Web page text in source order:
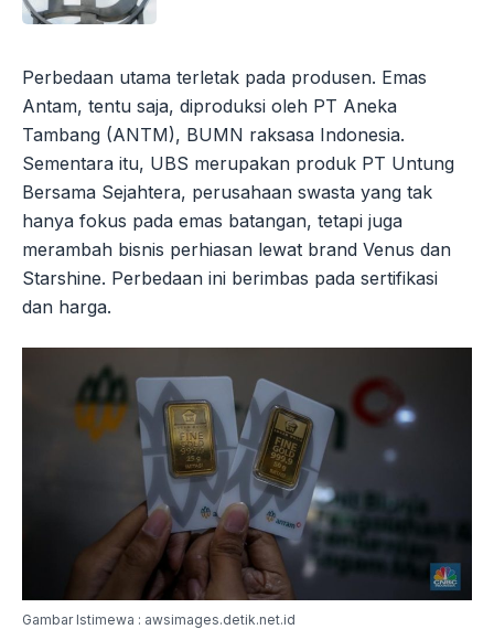
Perbedaan utama terletak pada produsen. Emas
Antam, tentu saja, diproduksi oleh PT Aneka
Tambang (ANTM), BUMN raksasa Indonesia.
Sementara itu, UBS merupakan produk PT Untung
Bersama Sejahtera, perusahaan swasta yang tak
hanya fokus pada emas batangan, tetapi juga
merambah bisnis perhiasan lewat brand Venus dan
Starshine. Perbedaan ini berimbas pada sertifikasi
dan harga.
Gambar Istimewa : awsimages.detik.net.id